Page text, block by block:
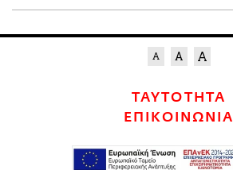
ΤΑΥΤΟΤΗΤΑ
ΕΠΙΚΟΙΝΩΝΙΑ